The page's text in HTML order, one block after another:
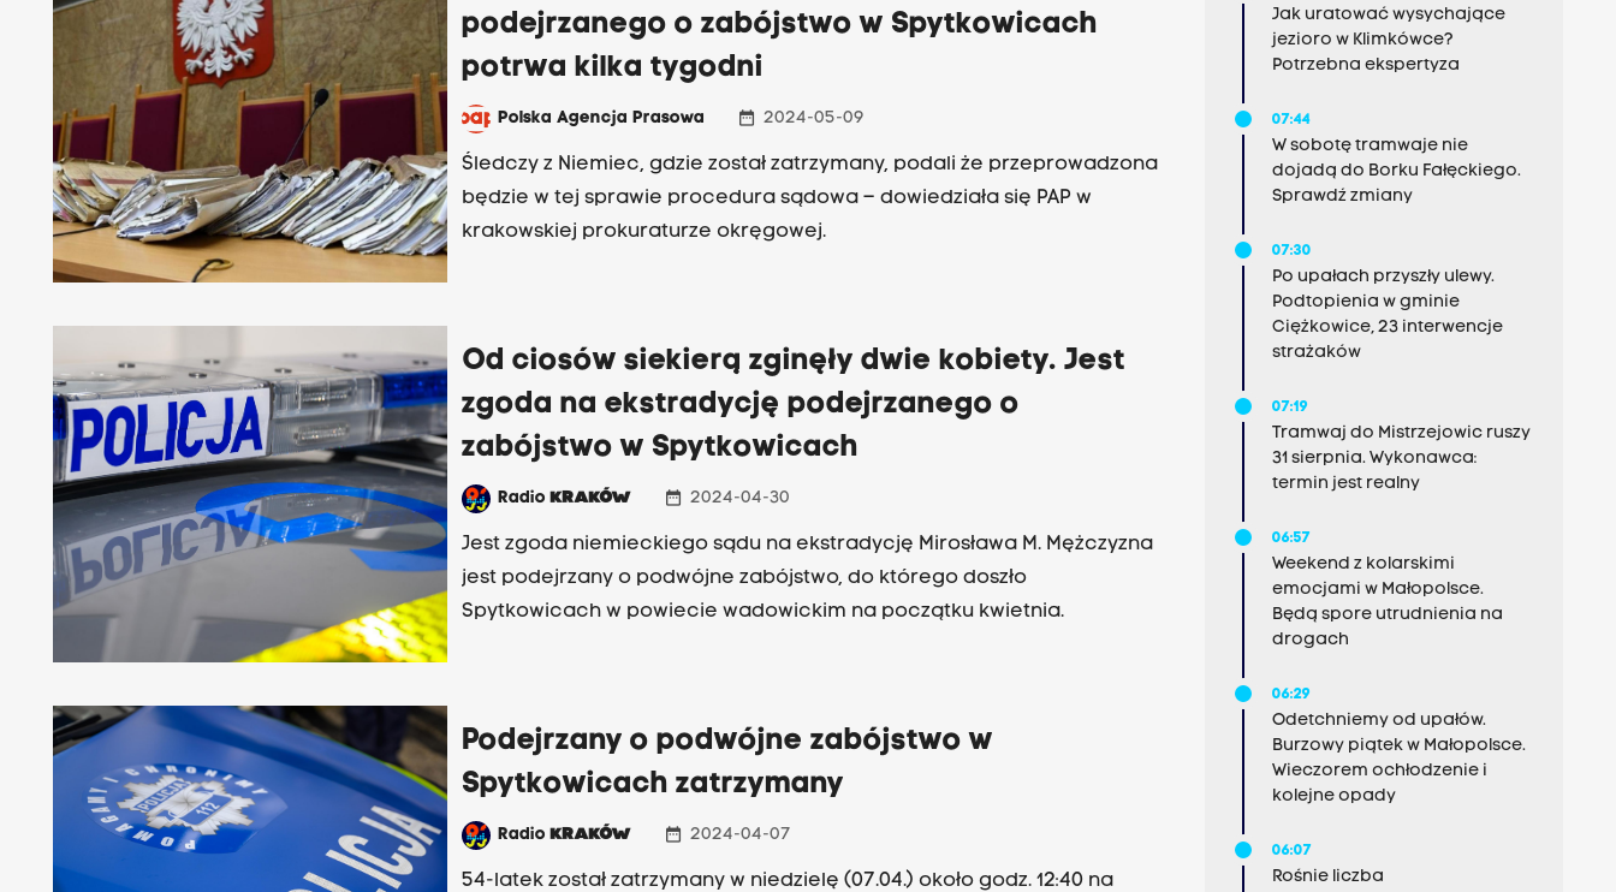
podejrzanego o zabójstwo w Spytkowicach
potrwa kilka tygodni
Polska Agencja Prasowa date_range 2024-05-09
Śledczy z Niemiec, gdzie został zatrzymany, podali że przeprowadzona
będzie w tej sprawie procedura sądowa – dowiedziała się PAP w
krakowskiej prokuraturze okręgowej.
Od ciosów siekierą zginęły dwie kobiety. Jest
zgoda na ekstradycję podejrzanego o
zabójstwo w Spytkowicach
RadioKRAKÓW date_range 2024-04-30
Jest zgoda niemieckiego sądu na ekstradycję Mirosława M. Mężczyzna
jest podejrzany o podwójne zabójstwo, do którego doszło
Spytkowicach w powiecie wadowickim na początku kwietnia.
Podejrzany o podwójne zabójstwo w
Spytkowicach zatrzymany
RadioKRAKÓW date_range 2024-04-07
54-latek został zatrzymany w niedzielę (07.04.) około godz. 12:40 na
Jak uratować wysychające
jezioro w Klimkówce?
Potrzebna ekspertyza
07:44
W sobotę tramwaje nie
dojadą do Borku Fałęckiego.
Sprawdź zmiany
07:30
Po upałach przyszły ulewy.
Podtopienia w gminie
Ciężkowice, 23 interwencje
strażaków
07:19
Tramwaj do Mistrzejowic ruszy
31 sierpnia. Wykonawca:
termin jest realny
06:57
Weekend z kolarskimi
emocjami w Małopolsce.
Będą spore utrudnienia na
drogach
06:29
Odetchniemy od upałów.
Burzowy piątek w Małopolsce.
Wieczorem ochłodzenie i
kolejne opady
06:07
Rośnie liczba